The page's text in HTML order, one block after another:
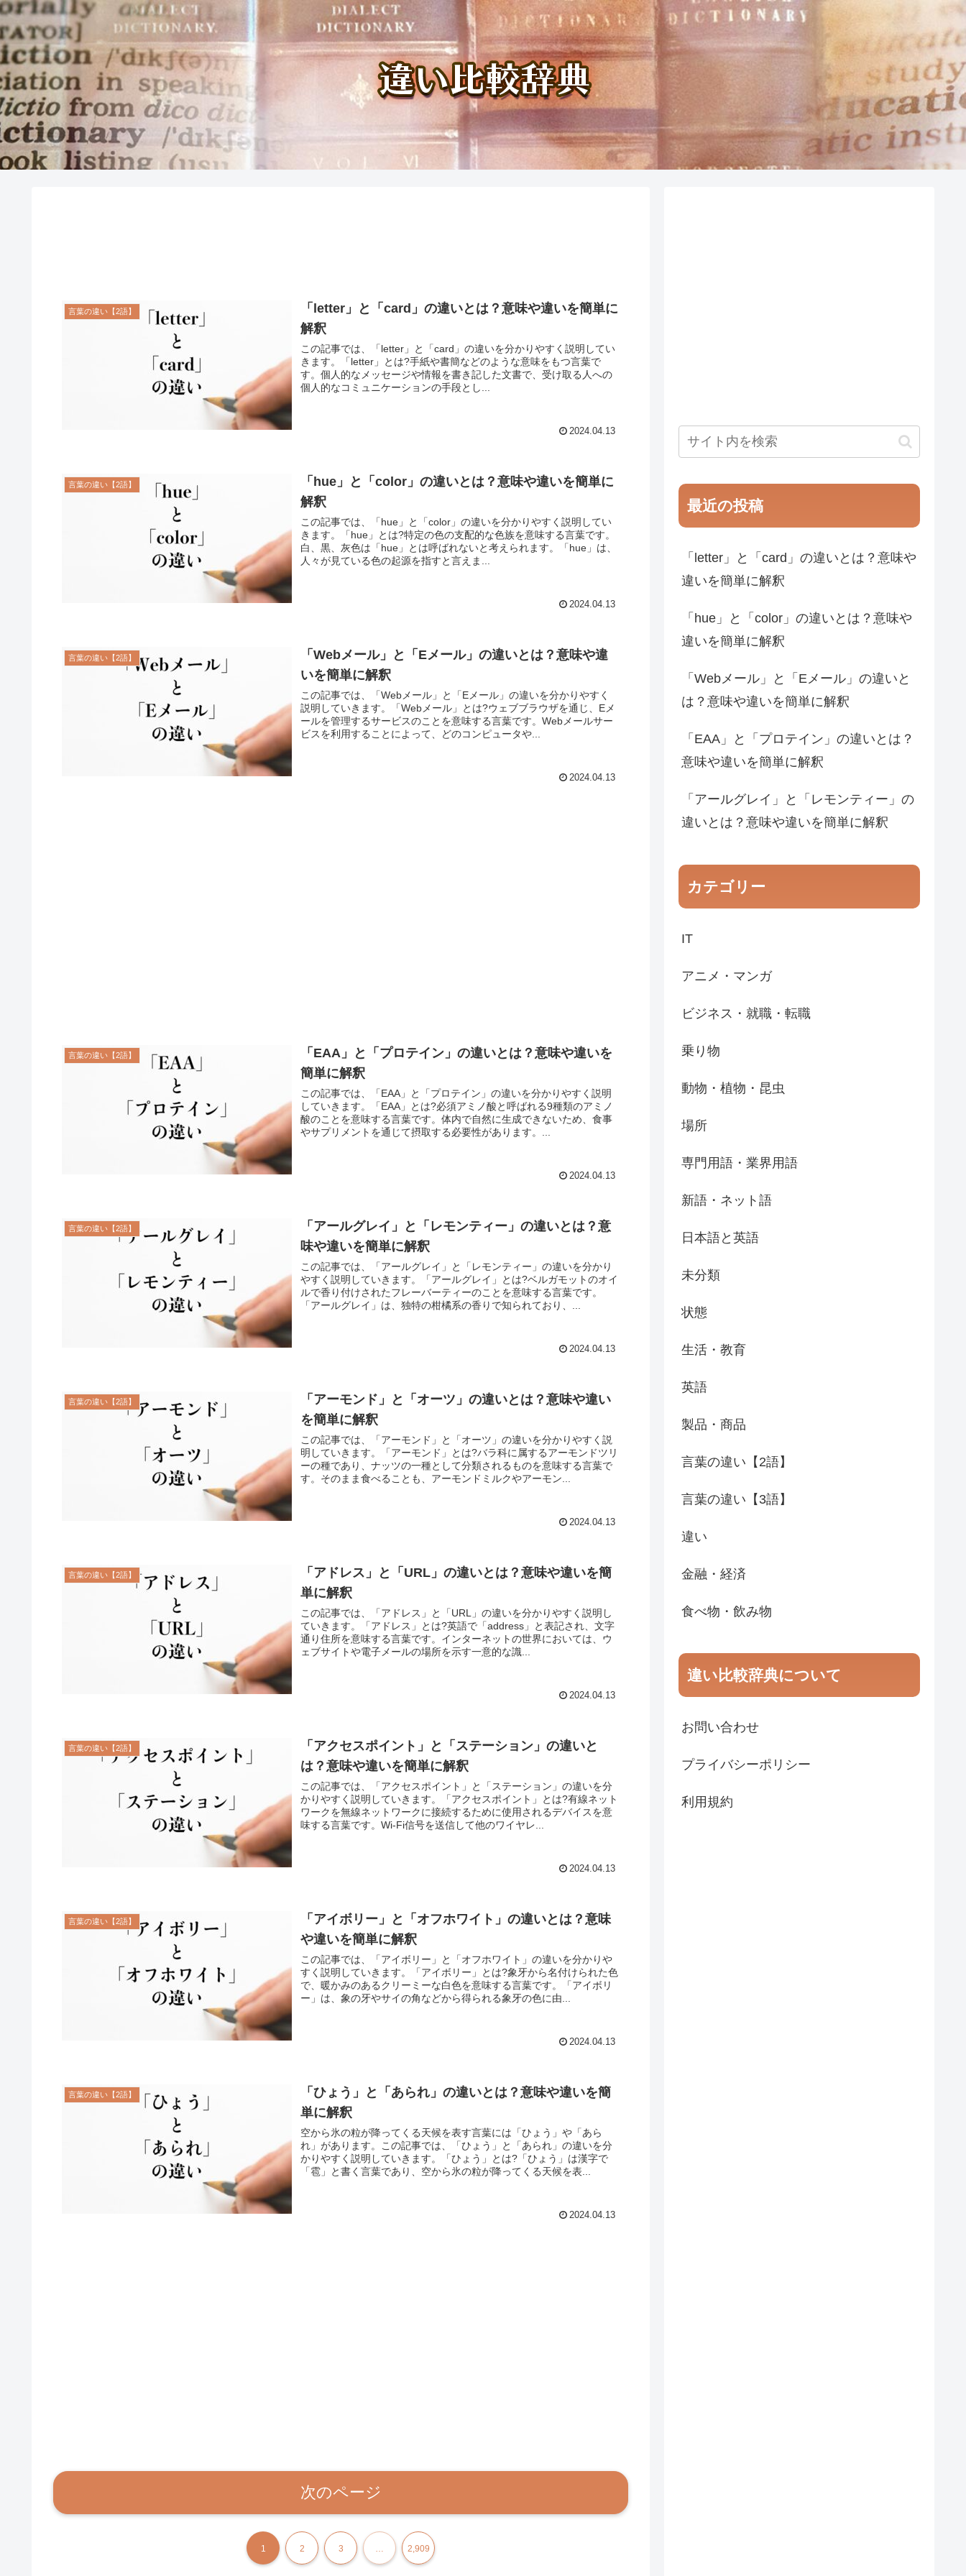
言葉の違い【2語】
「letter」と「card」の違いとは？意味や違いを簡単に
解釈
この記事では、「letter」と「card」の違いを分かりやすく説明してい
きます。「letter」とは?手紙や書簡などのような意味をもつ言葉で
す。個人的なメッセージや情報を書き記した文書で、受け取る人への
個人的なコミュニケーションの手段とし...
2024.04.13
言葉の違い【2語】
「hue」と「color」の違いとは？意味や違いを簡単に
解釈
この記事では、「hue」と「color」の違いを分かりやすく説明してい
きます。「hue」とは?特定の色の支配的な色族を意味する言葉です。
白、黒、灰色は「hue」とは呼ばれないと考えられます。「hue」は、
人々が見ている色の起源を指すと言えま...
2024.04.13
言葉の違い【2語】
「Webメール」と「Eメール」の違いとは？意味や違
いを簡単に解釈
この記事では、「Webメール」と「Eメール」の違いを分かりやすく
説明していきます。「Webメール」とは?ウェブブラウザを通じ、Eメ
ールを管理するサービスのことを意味する言葉です。Webメールサー
ビスを利用することによって、どのコンピュータや...
2024.04.13
言葉の違い【2語】
「EAA」と「プロテイン」の違いとは？意味や違いを
簡単に解釈
この記事では、「EAA」と「プロテイン」の違いを分かりやすく説明
していきます。「EAA」とは?必須アミノ酸と呼ばれる9種類のアミノ
酸のことを意味する言葉です。体内で自然に生成できないため、食事
やサプリメントを通じて摂取する必要性があります。...
2024.04.13
言葉の違い【2語】
「アールグレイ」と「レモンティー」の違いとは？意
味や違いを簡単に解釈
この記事では、「アールグレイ」と「レモンティー」の違いを分かり
やすく説明していきます。「アールグレイ」とは?ベルガモットのオイ
ルで香り付けされたフレーバーティーのことを意味する言葉です。
「アールグレイ」は、独特の柑橘系の香りで知られており、...
2024.04.13
言葉の違い【2語】
「アーモンド」と「オーツ」の違いとは？意味や違い
を簡単に解釈
この記事では、「アーモンド」と「オーツ」の違いを分かりやすく説
明していきます。「アーモンド」とは?バラ科に属するアーモンドツリ
ーの種であり、ナッツの一種として分類されるものを意味する言葉で
す。そのまま食べることも、アーモンドミルクやアーモン...
2024.04.13
言葉の違い【2語】
「アドレス」と「URL」の違いとは？意味や違いを簡
単に解釈
この記事では、「アドレス」と「URL」の違いを分かりやすく説明し
ていきます。「アドレス」とは?英語で「address」と表記され、文字
通り住所を意味する言葉です。インターネットの世界においては、ウ
ェブサイトや電子メールの場所を示す一意的な識...
2024.04.13
言葉の違い【2語】
「アクセスポイント」と「ステーション」の違いと
は？意味や違いを簡単に解釈
この記事では、「アクセスポイント」と「ステーション」の違いを分
かりやすく説明していきます。「アクセスポイント」とは?有線ネット
ワークを無線ネットワークに接続するために使用されるデバイスを意
味する言葉です。Wi-Fi信号を送信して他のワイヤレ...
2024.04.13
言葉の違い【2語】
「アイボリー」と「オフホワイト」の違いとは？意味
や違いを簡単に解釈
この記事では、「アイボリー」と「オフホワイト」の違いを分かりや
すく説明していきます。「アイボリー」とは?象牙から名付けられた色
で、暖かみのあるクリーミーな白色を意味する言葉です。「アイボリ
ー」は、象の牙やサイの角などから得られる象牙の色に由...
2024.04.13
言葉の違い【2語】
「ひょう」と「あられ」の違いとは？意味や違いを簡
単に解釈
空から氷の粒が降ってくる天候を表す言葉には「ひょう」や「あら
れ」があります。この記事では、「ひょう」と「あられ」の違いを分
かりやすく説明していきます。「ひょう」とは?「ひょう」は漢字で
「雹」と書く言葉であり、空から氷の粒が降ってくる天候を表...
2024.04.13
次のページ
1 2 3 … 2,909
最近の投稿
「letter」と「card」の違いとは？意味や
違いを簡単に解釈
「hue」と「color」の違いとは？意味や
違いを簡単に解釈
「Webメール」と「Eメール」の違いと
は？意味や違いを簡単に解釈
「EAA」と「プロテイン」の違いとは？
意味や違いを簡単に解釈
「アールグレイ」と「レモンティー」の
違いとは？意味や違いを簡単に解釈
カテゴリー
IT
アニメ・マンガ
ビジネス・就職・転職
乗り物
動物・植物・昆虫
場所
専門用語・業界用語
新語・ネット語
日本語と英語
未分類
状態
生活・教育
英語
製品・商品
言葉の違い【2語】
言葉の違い【3語】
違い
金融・経済
食べ物・飲み物
違い比較辞典について
お問い合わせ
プライバシーポリシー
利用規約